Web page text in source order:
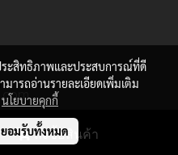
สั่งซื้อสินค้า
197
ระสิทธิภาพและประสบการณ์ที่ดี
มารถอ่านรายละเอียดเพิ่มเติม
นโยบายคุกกี้
ยอมรับทั้งหมด